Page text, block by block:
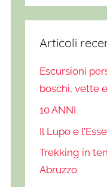
Articoli
Escursioni
boschi, vette
10 ANNI
Il Lupo e
Trekking in
Abruzzo